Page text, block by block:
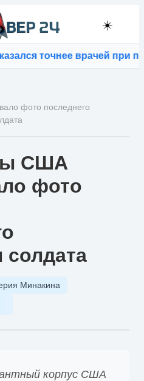
☀️
точнее врачей при
фото последнего
США
фото
солдата
Минакина
корпус США